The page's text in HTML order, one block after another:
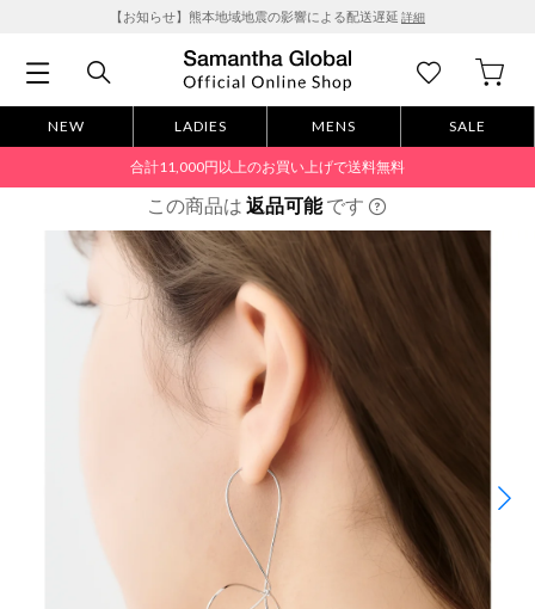
【お知らせ】熊本地域地震の影響による配送遅延 詳細
NEW LADIES MENS SALE
合計11,000円以上のお買い上げで送料無料
この商品は 返品可能です